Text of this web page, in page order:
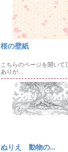
桜の壁紙
こちらのページを開いて
ありが...
ぬりえ 動物の...